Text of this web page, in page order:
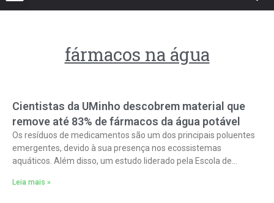
fármacos na água
Cientistas da UMinho descobrem material que
remove até 83% de fármacos da água potável
Os resíduos de medicamentos são um dos principais poluentes
emergentes, devido à sua presença nos ecossistemas
aquáticos. Além disso, um estudo liderado pela Escola de
Leia mais »